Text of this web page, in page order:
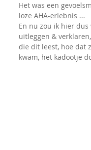
Het was een
loze AHA-erlebnis ...
En nu zou ik hier dus
uitleggen &
die dit leest, hoe dat
kwam, het kadootje